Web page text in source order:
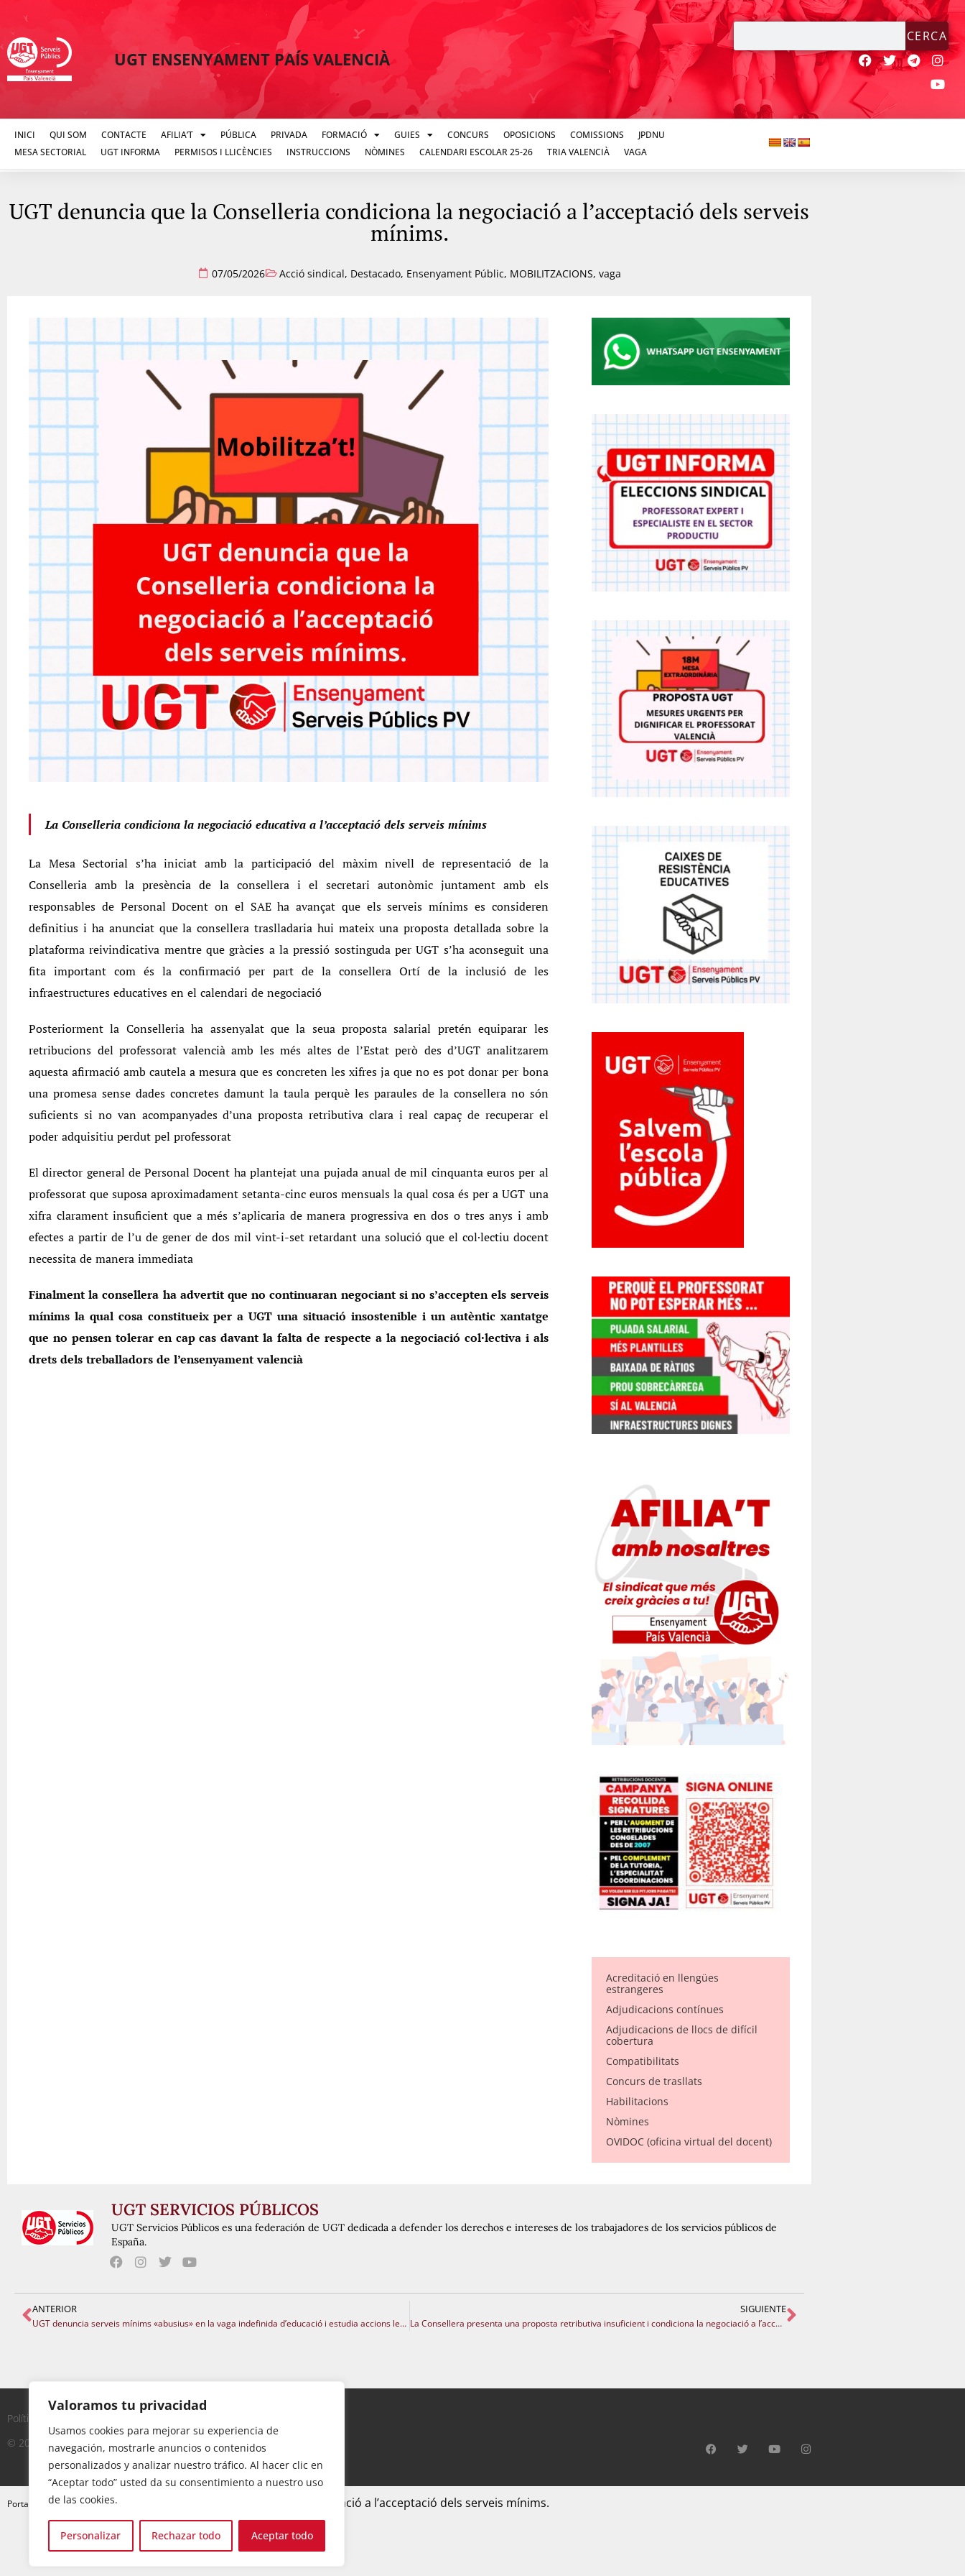
Valoramos tu privacidad
Usamos cookies para mejorar su experiencia de
navegación, mostrarle anuncios o contenidos
personalizados y analizar nuestro tráfico. Al hacer clic en
“Aceptar todo” usted da su consentimiento a nuestro uso
de las cookies.
Personalizar Rechazar todo Aceptar todo
UGT ENSENYAMENT PAÍS VALENCIÀ
CERCA
INICI QUI SOM CONTACTE AFILIA’T PÚBLICA PRIVADA FORMACIÓ GUIES CONCURS OPOSICIONS COMISSIONS
JPDNU
MESA SECTORIAL
UGT INFORMA PERMISOS I LLICÈNCIES INSTRUCCIONS NÒMINES CALENDARI ESCOLAR 25-26 TRIA VALENCIÀ VAGA
UGT denuncia que la Conselleria condiciona la negociació a l’acceptació dels serveis
mínims.
07/05/2026 Acció sindical, Destacado, Ensenyament Públic, MOBILITZACIONS, vaga
La Conselleria condiciona la negociació educativa a l’acceptació dels serveis mínims
La Mesa Sectorial s’ha iniciat amb la participació del màxim nivell de representació de la
Conselleria amb la presència de la consellera i el secretari autonòmic juntament amb els
responsables de Personal Docent on el SAE ha avançat que els serveis mínims es consideren
definitius i ha anunciat que la consellera traslladaria hui mateix una proposta detallada sobre la
plataforma reivindicativa mentre que gràcies a la pressió sostinguda per UGT s’ha aconseguit una
fita important com és la confirmació per part de la consellera Ortí de la inclusió de les
infraestructures educatives en el calendari de negociació
Posteriorment la Conselleria ha assenyalat que la seua proposta salarial pretén equiparar les
retribucions del professorat valencià amb les més altes de l’Estat però des d’UGT analitzarem
aquesta afirmació amb cautela a mesura que es concreten les xifres ja que no es pot donar per bona
una promesa sense dades concretes damunt la taula perquè les paraules de la consellera no són
suficients si no van acompanyades d’una proposta retributiva clara i real capaç de recuperar el
poder adquisitiu perdut pel professorat
El director general de Personal Docent ha plantejat una pujada anual de mil cinquanta euros per al
professorat que suposa aproximadament setanta-cinc euros mensuals la qual cosa és per a UGT una
xifra clarament insuficient que a més s’aplicaria de manera progressiva en dos o tres anys i amb
efectes a partir de l’u de gener de dos mil vint-i-set retardant una solució que el col·lectiu docent
necessita de manera immediata
Finalment la consellera ha advertit que no continuaran negociant si no s’accepten els serveis
mínims la qual cosa constitueix per a UGT una situació insostenible i un autèntic xantatge
que no pensen tolerar en cap cas davant la falta de respecte a la negociació col·lectiva i als
drets dels treballadors de l’ensenyament valencià
Acreditació en llengües
estrangeres
Adjudicacions contínues
Adjudicacions de llocs de difícil
cobertura
Compatibilitats
Concurs de trasllats
Habilitacions
Nòmines
OVIDOC (oficina virtual del docent)
UGT SERVICIOS PÚBLICOS
UGT Servicios Públicos es una federación de UGT dedicada a defender los derechos e intereses de los trabajadores de los servicios públicos de
España.
ANTERIOR
UGT denuncia serveis mínims «abusius» en la vaga indefinida d’educació i estudia accions legals
SIGUIENTE
La Consellera presenta una proposta retributiva insuficient i condiciona la negociació a l’acceptació dels serveis mínims
Política de Privacidad
© 2023 - UGT Servicios Públicos
Portada »UGT denuncia que la Conselleria condiciona la negociació a l’acceptació dels serveis mínims.